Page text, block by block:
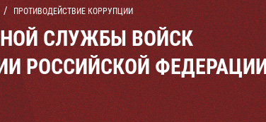
ПРОТИВОДЕЙСТВИЕ КОРРУПЦИИ
СЛУЖБЫ ВОЙСК
РОССИЙСКОЙ